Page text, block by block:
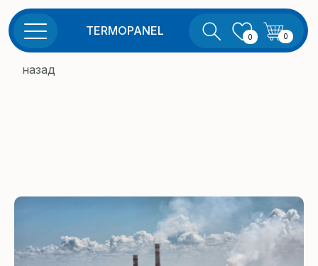
0
TERMOPANEL
назад